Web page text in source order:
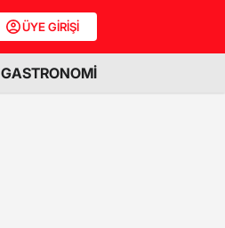
ÜYE GİRİŞİ
GASTRONOMİ